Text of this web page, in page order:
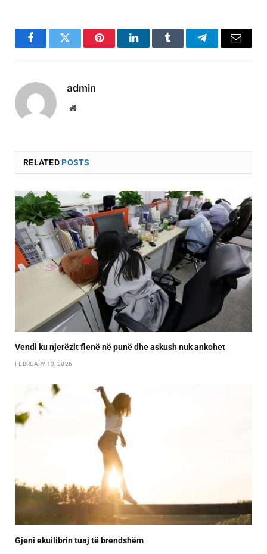
FacebookTwitter PinterestLinkedInTumblr TelegramEmail
admin
Website
RELATEDPOSTS
Vendi ku njerëzit flenë në punë dhe askush nuk ankohet
FEBRUARY 13, 2026
Gjeni ekuilibrin tuaj të brendshëm